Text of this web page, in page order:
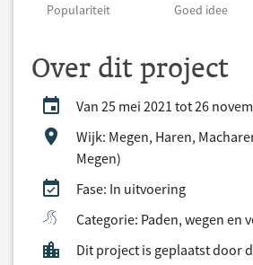
Populariteit Goed idee
Over dit project
Van 25 mei 2021 tot 26
Wijk: Megen, Haren,
Megen)
Fase: In uitvoering
Categorie: Paden, wegen en
Dit project is geplaatst door